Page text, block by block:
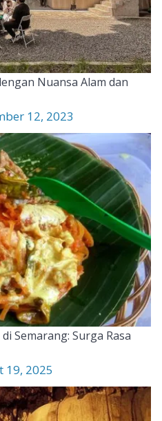
Nuansa Alam dan
12, 2023
Semarang: Surga Rasa
19, 2025